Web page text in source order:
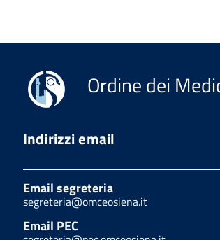
Ordine dei
Indirizzi email
Email segreteria
segreteria@omceosiena.it
Email PEC